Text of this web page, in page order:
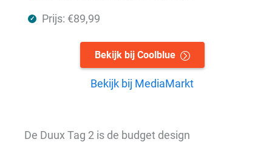
Prijs: €89,99
Bekijk bij Coolblue
Bekijk bij MediaMarkt
De Duux Tag 2 is de budget design